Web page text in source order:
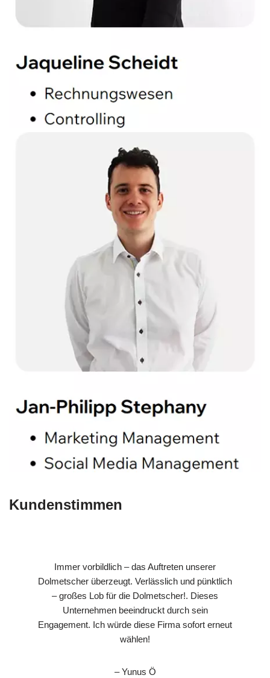
Kundenstimmen
Immer vorbildlich – das Auftreten unserer
Dolmetscher überzeugt. Verlässlich und pünktlich
– großes Lob für die Dolmetscher!. Dieses
Unternehmen beeindruckt durch sein
Engagement. Ich würde diese Firma sofort erneut
wählen!
– Yunus Ö